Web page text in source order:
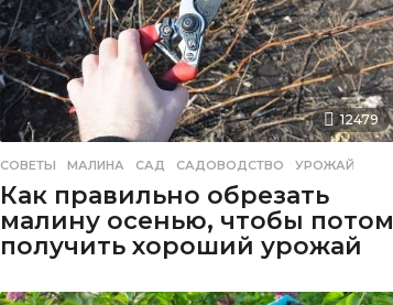
12479
СОВЕТЫ МАЛИНА ,САД ,САДОВОДСТВО ,УРОЖАЙ
Как правильно обрезать
малину осенью, чтобы потом
получить хороший урожай